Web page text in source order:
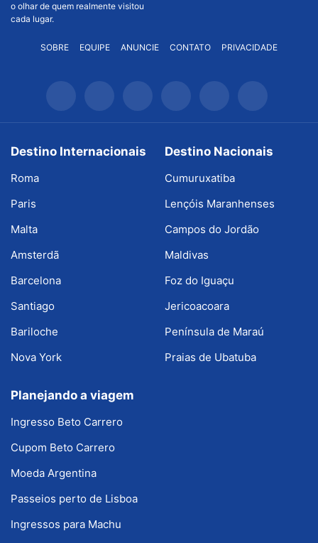
o olhar de quem realmente visitou
cada lugar.
SOBRE EQUIPE ANUNCIE CONTATO PRIVACIDADE
Destino Internacionais
Roma
Paris
Malta
Amsterdã
Barcelona
Santiago
Bariloche
Nova York
Destino Nacionais
Cumuruxatiba
Lençóis Maranhenses
Campos do Jordão
Maldivas
Foz do Iguaçu
Jericoacoara
Península de Maraú
Praias de Ubatuba
Planejando a viagem
Ingresso Beto Carrero
Cupom Beto Carrero
Moeda Argentina
Passeios perto de Lisboa
Ingressos para Machu